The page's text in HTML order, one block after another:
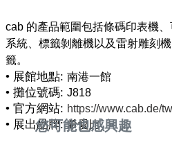
cab 的產品範圍包括條碼印表機
系統、標籤剝離機以及雷射雕刻
• 展館地點: 南港一館
• 攤位號碼: J818
• 官方網站: https://www.cab.de/
• 展出品牌:希愛比
您可能也感興趣